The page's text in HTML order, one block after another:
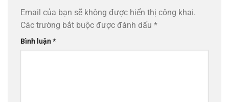
Email của bạn sẽ không được hiển thị công khai.
Các trường bắt buộc được đánh dấu *
Bình luận*